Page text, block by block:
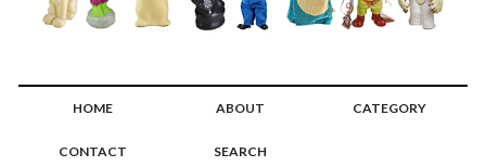
HOME ABOUT CATEGORY
CONTACT SEARCH